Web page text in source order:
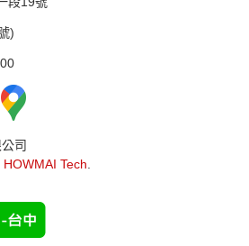
)
司
HOWMAI Tech.